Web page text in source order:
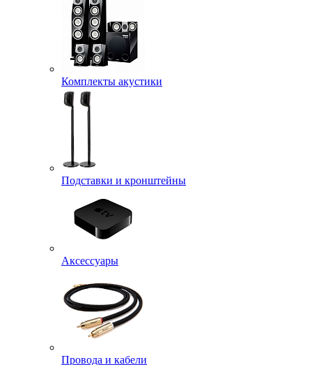
Комплекты акустики
Подставки и кронштейны
Аксессуары
Провода и кабели